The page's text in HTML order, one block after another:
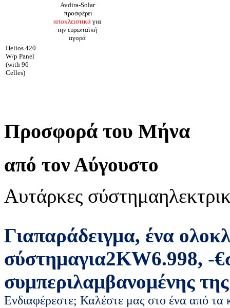
Avdira-Solar
προσφέρει
αποκλειστικά για
την ευρωπαϊκή
αγορά
Helios 420
W/p Panel
(with 96
Celles)
Προσφορά του Μήνα
από τον Αύγουστο
Αυτάρκες σύστημα
Γιαπαράδειγμα, ένα
σύστημαγια2KW6.998, -€
συμπεριλαμβανομένης
Ενδιαφέρεστε; Καλέστε μας στο ένα από τα